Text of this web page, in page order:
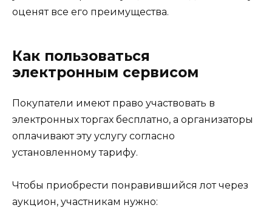
оценят все его преимущества.
Как пользоваться
электронным сервисом
Покупатели имеют право участвовать в
электронных торгах бесплатно, а организаторы
оплачивают эту услугу согласно
установленному тарифу.
Чтобы приобрести понравившийся лот через
аукцион, участникам нужно: